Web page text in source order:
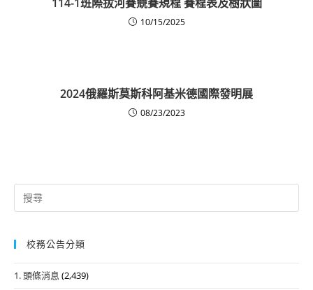
10/15/2025
2024俄羅斯莫斯科阿基米德國際發明展
08/23/2023
Search
for:
校務公告分類
1. 頭條消息 (2,439)